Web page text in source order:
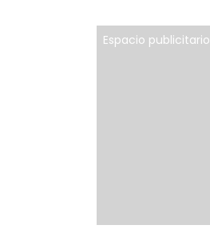
Espacio publicitario